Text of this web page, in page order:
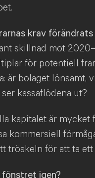
krav
skillnad mot
för potentiell
är bolaget lönsamt,
kassaflödena ut?
kapitalet är
kommersiell
tröskeln för att ta
igen?